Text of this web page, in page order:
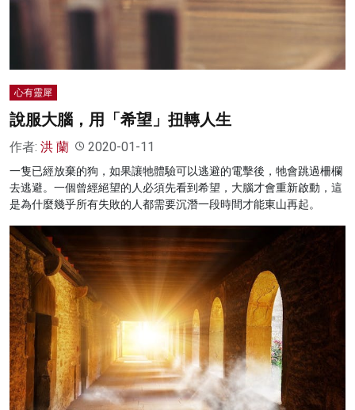
心有靈犀
說服大腦，用「希望」扭轉人生
作者: 洪 蘭 2020-01-11
一隻已經放棄的狗，如果讓牠體驗可以逃避的電擊後，牠會跳過柵欄
去逃避。一個曾經絕望的人必須先看到希望，大腦才會重新啟動，這
是為什麼幾乎所有失敗的人都需要沉潛一段時間才能東山再起。